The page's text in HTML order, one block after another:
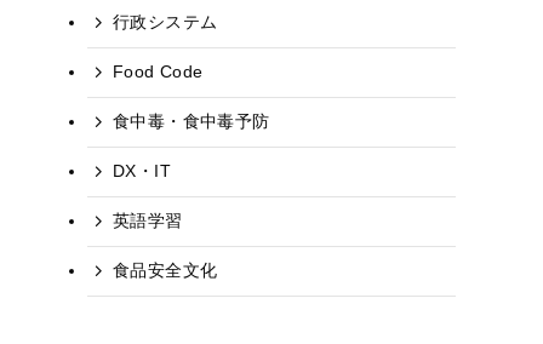
行政システム
Food Code
食中毒・食中毒予防
DX・IT
英語学習
食品安全文化